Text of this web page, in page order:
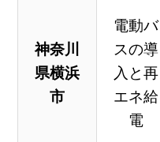
神奈川
県横浜
市
電動バ
スの導
入と再
エネ給
電